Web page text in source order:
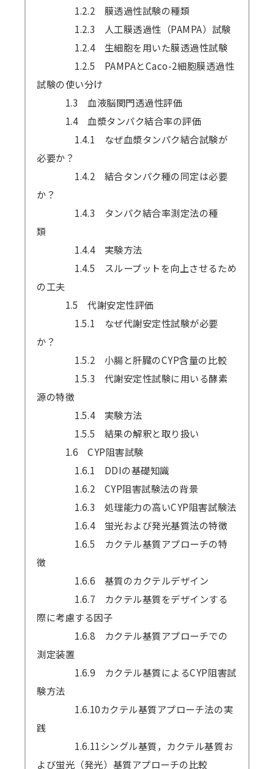
1.2.2 膜透過性試験の種類
1.2.3 人工膜透過性（PAMPA）試験
1.2.4 生細胞を用いた膜透過性試験
1.2.5 PAMPAとCaco-2細胞膜透過性
試験の使い分け
1.3 血液脳関門透過性評価
1.4 血漿タンパク結合率の評価
1.4.1 なぜ血漿タンパク結合試験が
必要か？
1.4.2 結合タンパク種の同定は必要
か？
1.4.3 タンパク結合率測定法の種
類
1.4.4 実験方法
1.4.5 スループットを向上させるため
の工夫
1.5 代謝安定性評価
1.5.1 なぜ代謝安定性試験が必要
か？
1.5.2 小腸と肝臓のCYP含量の比較
1.5.3 代謝安定性試験に用いる酵素
源の特徴
1.5.4 実験方法
1.5.5 結果の解釈と取り扱い
1.6 CYP阻害試験
1.6.1 DDIの基礎知識
1.6.2 CYP阻害試験法の背景
1.6.3 処理能力の高いCYP阻害試験法
1.6.4 蛍光および発光基質法の特徴
1.6.5 カクテル基質アプローチの特
徴
1.6.6 基質のカクテルデザイン
1.6.7 カクテル基質をデザインする
際に考慮する因子
1.6.8 カクテル基質アプローチでの
測定装置
1.6.9 カクテル基質によるCYP阻害試
験方法
1.6.10カクテル基質アプローチ法の実
践
1.6.11シングル基質，カクテル基質お
よび蛍光（発光）基質アプローチの比較